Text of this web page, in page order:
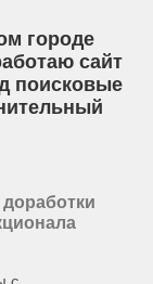
городе
сайт
поисковые